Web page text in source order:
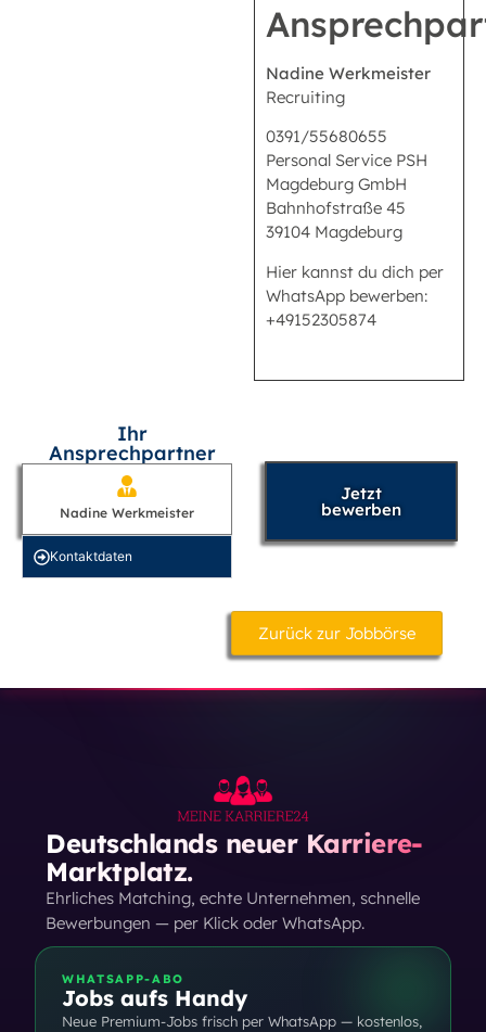
Nadine Werkmeister
Recruiting
0391/55680655
Personal Service PSH
Magdeburg GmbH
Bahnhofstraße 45
39104 Magdeburg
Hier kannst du dich per
WhatsApp bewerben:
+49152305874
Ihr
Ansprechpartner
Nadine Werkmeister
Kontakt­daten
Jetzt
bewerben
Zurück zur Jobbörse
Deutschlands neuer Karriere-
Marktplatz.
Ehrliches Matching, echte Unternehmen, schnelle
Bewerbungen — per Klick oder WhatsApp.
WHATSAPP-ABO
Jobs aufs Handy
Neue Premium-Jobs frisch per WhatsApp — kostenlos,